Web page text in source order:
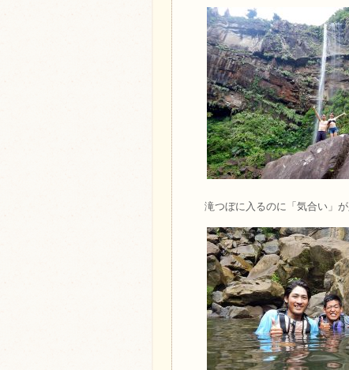
滝つぼに入るのに「気合い」